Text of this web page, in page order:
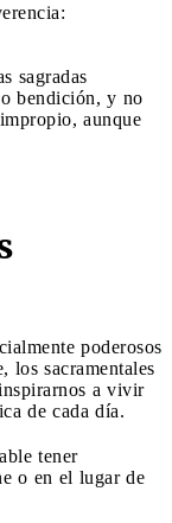
sagradas
bendición, y no
aunque
poderosos
los sacramentales
a vivir
de cada día.
tener
o en el lugar de